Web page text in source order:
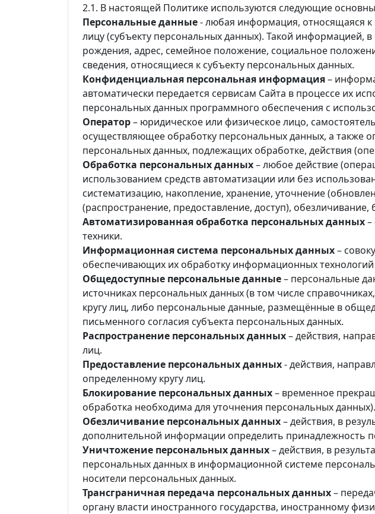
2.1. В настоящей Политике используются следующие
Персональные данные- любая информация, относящаяся
лицу (субъекту персональных данных). Такой информацией,
рождения, адрес, семейное положение, социальное
сведения, относящиеся к субъекту персональных данных.
Конфиденциальная персональная информация–
автоматически передается сервисам Сайта в процессе их
персональных данных программного обеспечения с
Оператор– юридическое или физическое лицо,
осуществляющее обработку персональных данных, а также
персональных данных, подлежащих обработке, действия
Обработка персональных данных– любое действие
использованием средств автоматизации или без
систематизацию, накопление, хранение, уточнение
(распространение, предоставление, доступ),
Автоматизированная обработка персональных данных
техники.
Информационная система персональных данных–
обеспечивающих их обработку информационных технологий
Общедоступные персональные данные– персональные
источниках персональных данных (в том числе
кругу лиц, либо персональные данные, размещённые в
письменного согласия субъекта персональных данных.
Распространение персональных данных– действия,
лиц.
Предоставление персональных данных- действия,
определенному кругу лиц.
Блокирование персональных данных– временное
обработка необходима для уточнения персональных данных).
Обезличивание персональных данных– действия, в
дополнительной информации определить принадлежность
Уничтожение персональных данных– действия, в
персональных данных в информационной системе
носители персональных данных.
Трансграничная передача персональных данных–
органу власти иностранного государства, иностранному